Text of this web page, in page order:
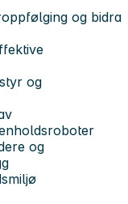
og bidra
og
og